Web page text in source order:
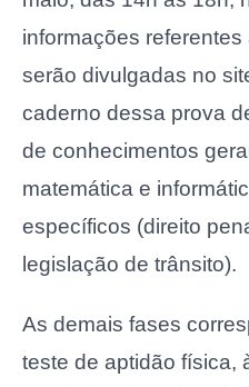
informações
serão divulgadas no
caderno dessa prova
de conhecimentos
matemática e
específicos (direito
legislação de trânsito).
As demais fases
teste de aptidão física,